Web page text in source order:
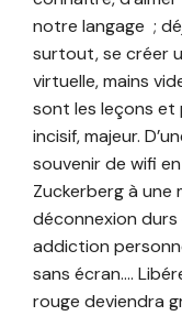
notre langage ;
surtout, se créer
virtuelle, mains
sont les leçons et
incisif, majeur.
souvenir de wifi
Zuckerberg à une
déconnexion
addiction
sans écran….
rouge deviendra